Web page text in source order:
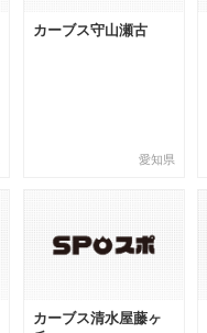
カーブス守山瀬古
愛知県
カーブス清水屋藤ヶ